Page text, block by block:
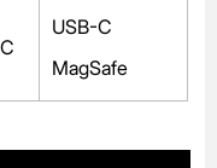
USB-C
MagSafe